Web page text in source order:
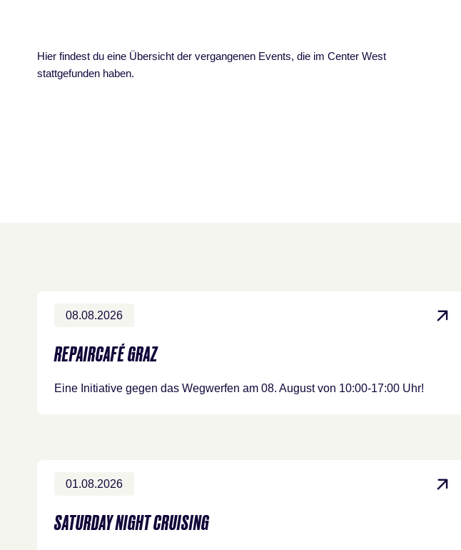
Hier findest du eine Übersicht der vergangenen Events, die im Center West
stattgefunden haben.
08.08.2026
REPAIRCAFÉ GRAZ
Eine Initiative gegen das Wegwerfen am 08. August von 10:00-17:00 Uhr!
01.08.2026
SATURDAY NIGHT CRUISING